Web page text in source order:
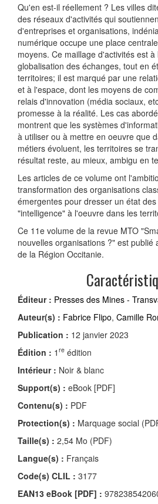
Qu'en est-il réellement ? Les villes
des réseaux d'activités qui
d'entreprises et organisations,
numérique occupe une place
moyens. Ce maillage d'activités est à
globalisation des échanges, tout en
territoires; il est marqué par une
et à l'espace, dont les moyens de
relais d'innovation (média sociaux,
promesse à la réalité. Les cas
montrent que les systèmes
à utiliser ou à mettre en oeuvre que
métiers évoluent, les territoires se
résultat reste, au mieux, ambigu en
Les articles de ce volume ont
transformation des organisations
émergentes pour dresser un état
"intelligence" à l'oeuvre dans les
Ce 11e volume de la revue MTO
nouvelles organisations ?" est publié
de la Région Occitanie.
Éditeur : Presses des Mines -
Auteur(s) : Fabrice Flipo, Camille
Publication : 12 janvier 2023
Édition : 1 re édition
Intérieur : Noir & blanc
Support(s) : eBook [PDF]
Contenu(s) : PDF
Protection(s) : Marquage social
Taille(s) : 2,54 Mo (PDF)
Langue(s) : Français
Code(s) CLIL : 3177
EAN13 eBook [PDF] :